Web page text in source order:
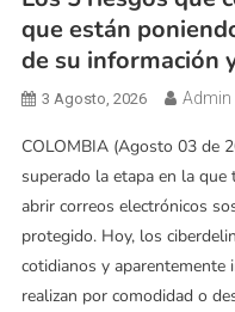
que están
de su información
3 Agosto, 2026 Admin
COLOMBIA (Agosto 03
superado la etapa en la
abrir correos electrónicos
protegido. Hoy, los
cotidianos y aparentemente
realizan por comodidad o